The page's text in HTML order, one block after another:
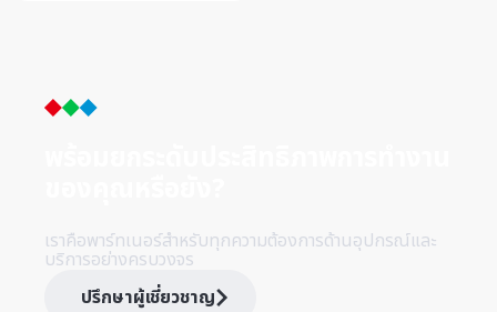
เราคือพาร์ทเนอร์สำหรับทุกความต้องการด้านอุปกรณ์และ
บริการอย่างครบวงจร
ปรึกษาผู้เชี่ยวชาญ